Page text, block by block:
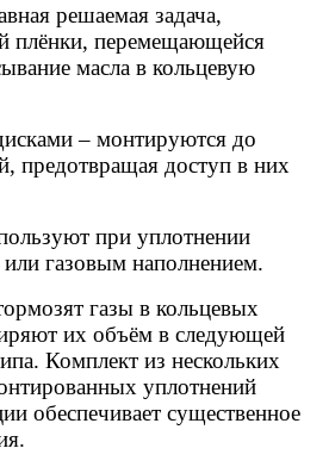
решаемая задача,
плёнки, перемещающейся
масла в кольцевую
– монтируются до
предотвращая доступ в них
при уплотнении
газовым наполнением.
газы в кольцевых
их объём в следующей
Комплект из нескольких
уплотнений
обеспечивает существенное